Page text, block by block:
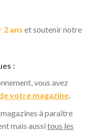
2 ans et soutenir notre
:
vous avez
votre magazine.
à paraître
mais aussi tous les